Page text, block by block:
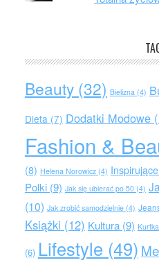
Beauty(32) Bielizna(4)
Dieta(7) Dodatki Modowe
Fashion &
(8) Helena Norowicz(4)
Polki(9) Jak się ubierać po 50(4)
(10) Jak zrobić samodzielnie(4)
Książki (12) Kultura(9) Kurtka
(6) Lifestyle (49)